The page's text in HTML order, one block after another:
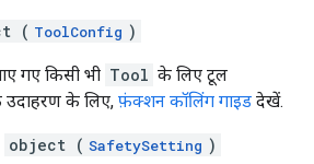
( ToolConfig )
गए किसी भी Tool के लिए टूल
उदाहरण के लिए, फ़ंक्शन कॉलिंग गाइड देखें.
object ( SafetySetting )